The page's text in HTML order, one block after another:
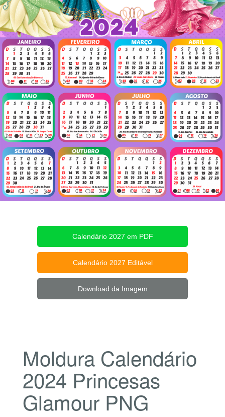
Calendário 2027 em PDF
Calendário 2027 Editável
Download da Imagem
Moldura Calendário
2024 Princesas
Glamour PNG